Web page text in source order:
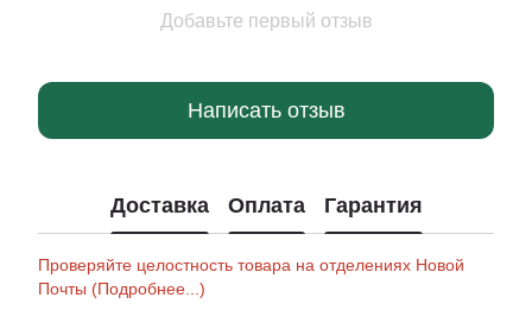
Добавьте первый отзыв
Написать отзыв
Доставка Оплата Гарантия
Проверяйте целостность товара на отделениях Новой
Почты (Подробнее...)